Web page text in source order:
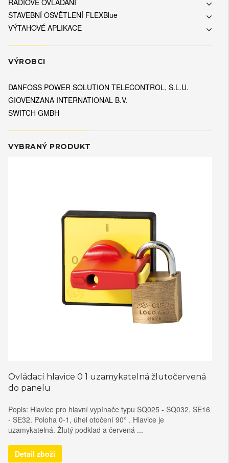
RÁDIOVÉ OVLÁDÁNÍ
STAVEBNÍ OSVĚTLENÍ FLEXBlue
VÝTAHOVÉ APLIKACE
VÝROBCI
DANFOSS POWER SOLUTION TELECONTROL, S.L.U.
GIOVENZANA INTERNATIONAL B.V.
SWITCH GMBH
VYBRANÝ PRODUKT
Ovládací hlavice 0 1 uzamykatelná žlutočervená
do panelu
Popis: Hlavice pro hlavní vypínače typu SQ025 - SQ032, SE16
- SE32. Poloha 0-1, úhel otočení 90° . Hlavice je
uzamykatelná. Žlutý podklad a červená ...
Detail zboží